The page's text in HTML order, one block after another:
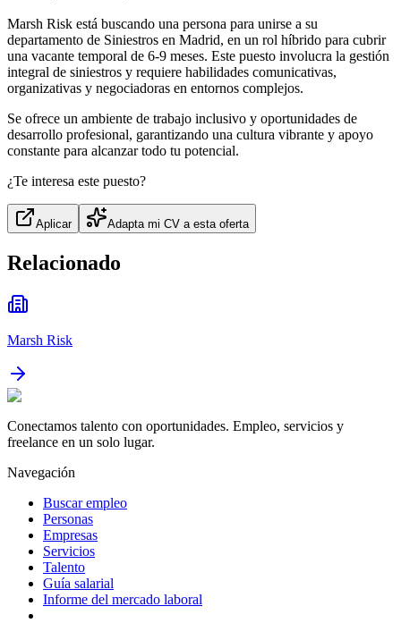
Marsh Risk está buscando una persona para unirse a su
departamento de Siniestros en Madrid, en un rol híbrido para cubrir
una vacante temporal de 6-9 meses. Este puesto involucra la gestión
integral de siniestros y requiere habilidades comunicativas,
organizativas y negociadoras en entornos complejos.
Se ofrece un ambiente de trabajo inclusivo y oportunidades de
desarrollo profesional, garantizando una cultura vibrante y apoyo
constante para alcanzar todo tu potencial.
¿Te interesa este puesto?
Aplicar Adapta mi CV a esta oferta
Relacionado
Marsh Risk
Conectamos talento con oportunidades. Empleo, servicios y
freelance en un solo lugar.
Navegación
Buscar empleo
Personas
Empresas
Servicios
Talento
Guía salarial
Informe del mercado laboral